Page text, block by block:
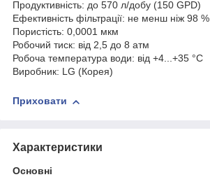
Продуктивність: до 570 л/добу (150 GPD)
Ефективність фільтрації: не менш ніж 98 %
Пористість: 0,0001 мкм
Робочий тиск: від 2,5 до 8 атм
Робоча температура води: від +4...+35 °С
Виробник: LG (Корея)
Приховати
Характеристики
Основні